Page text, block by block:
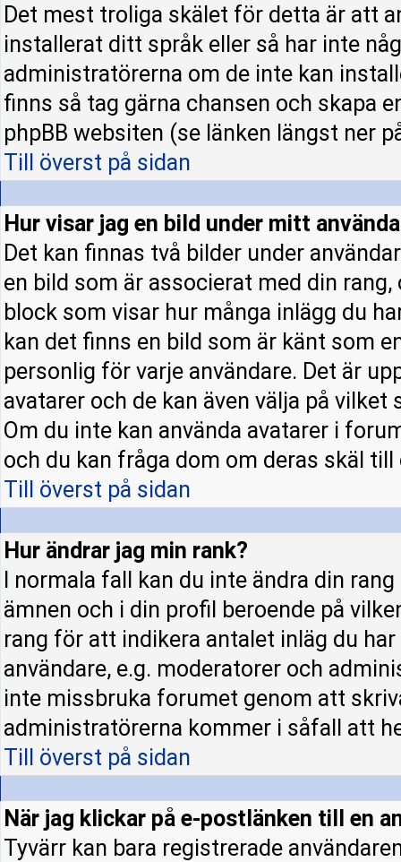
Det mest troliga skälet för detta är att
installerat ditt språk eller så har inte
administratörerna om de inte kan
finns så tag gärna chansen och skapa
phpBB websiten (se länken längst ner
Till överst på sidan
Hur visar jag en bild under mitt
Det kan finnas två bilder under
en bild som är associerat med din
block som visar hur många inlägg du
kan det finns en bild som är känt som
personlig för varje användare. Det är
avatarer och de kan även välja på
Om du inte kan använda avatarer i
och du kan fråga dom om deras skäl
Till överst på sidan
Hur ändrar jag min rank?
I normala fall kan du inte ändra din
ämnen och i din profil beroende på
rang för att indikera antalet inläg du
användare, e.g. moderatorer och
inte missbruka forumet genom att
administratörerna kommer i såfall att
Till överst på sidan
När jag klickar på e-postlänken till en
Tyvärr kan bara registrerade